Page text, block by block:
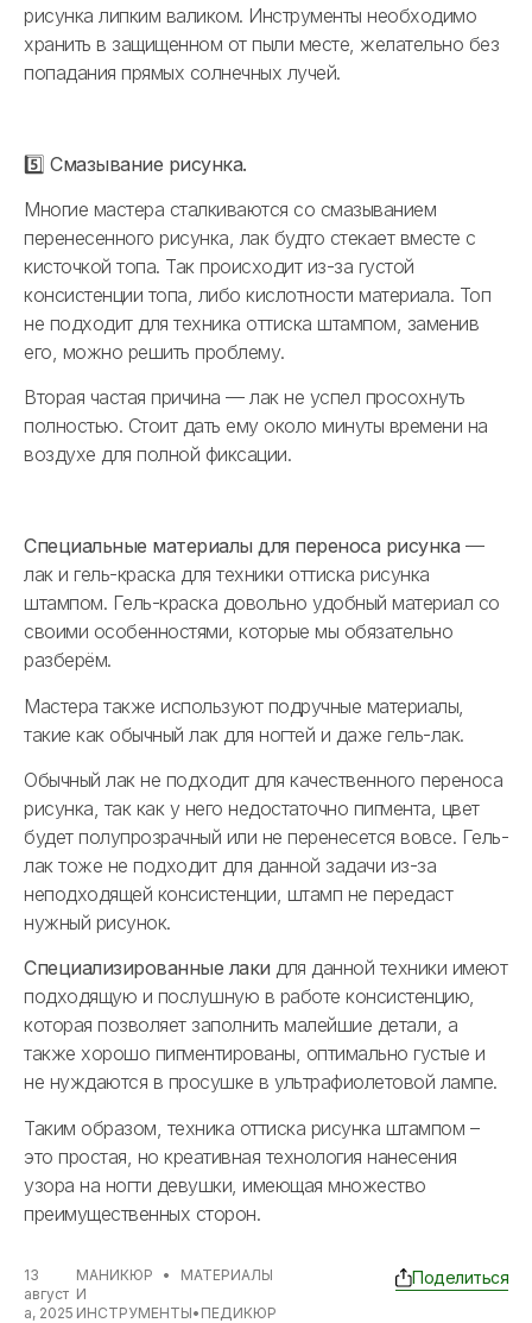
рисунка липким валиком. Инструменты необходимо
хранить в защищенном от пыли месте, желательно без
попадания прямых солнечных лучей.
5️⃣ Смазывание рисунка.
Многие мастера сталкиваются со смазыванием
перенесенного рисунка, лак будто стекает вместе с
кисточкой топа. Так происходит из-за густой
консистенции топа, либо кислотности материала. Топ
не подходит для техника оттиска штампом, заменив
его, можно решить проблему.
Вторая частая причина — лак не успел просохнуть
полностью. Стоит дать ему около минуты времени на
воздухе для полной фиксации.
Специальные материалы для переноса рисунка —
лак и гель-краска для техники оттиска рисунка
штампом. Гель-краска довольно удобный материал со
своими особенностями, которые мы обязательно
разберём.
Мастера также используют подручные материалы,
такие как обычный лак для ногтей и даже гель-лак.
Обычный лак не подходит для качественного переноса
рисунка, так как у него недостаточно пигмента, цвет
будет полупрозрачный или не перенесется вовсе. Гель-
лак тоже не подходит для данной задачи из-за
неподходящей консистенции, штамп не передаст
нужный рисунок.
Специализированные лаки для данной техники имеют
подходящую и послушную в работе консистенцию,
которая позволяет заполнить малейшие детали, а
также хорошо пигментированы, оптимально густые и
не нуждаются в просушке в ультрафиолетовой лампе.
Таким образом, техника оттиска рисунка штампом –
это простая, но креативная технология нанесения
узора на ногти девушки, имеющая множество
преимущественных сторон.
13
август
а, 2025
МАНИКЮР •
МАТЕРИАЛЫ
И
ИНСТРУМЕНТЫ• ПЕДИКЮР
Поделиться